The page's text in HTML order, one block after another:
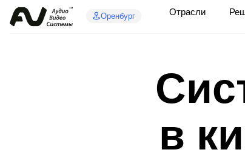
Оренбург Отрасли
в